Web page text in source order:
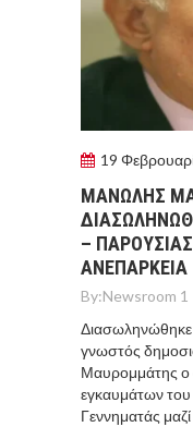
19
ΜΑΝΩΛΗΣ
–
ΑΝΕΠΑΡΚΕΙΑ
By:Newsroom 1
γνωστός
Μαυρομμάτης ο
εγκαυμάτων
Γεννηματάς